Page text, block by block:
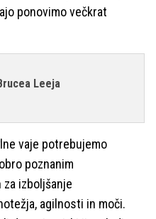
ponovimo večkrat
Leeja
vaje potrebujemo
poznanim
izboljšanje
agilnosti in moči.